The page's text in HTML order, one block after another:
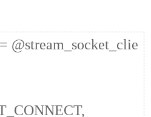
@stream_socket_clie